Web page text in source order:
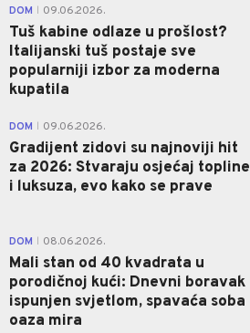
DOM 09.06.2026.
Tuš kabine odlaze u prošlost?
Italijanski tuš postaje sve
popularniji izbor za moderna
kupatila
DOM 09.06.2026.
Gradijent zidovi su najnoviji hit
za 2026: Stvaraju osjećaj topline
i luksuza, evo kako se prave
DOM 08.06.2026.
Mali stan od 40 kvadrata u
porodičnoj kući: Dnevni boravak
ispunjen svjetlom, spavaća soba
oaza mira